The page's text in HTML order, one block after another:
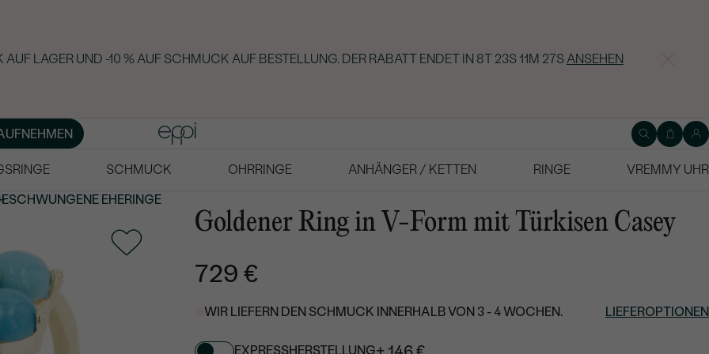
LAGER UND -10 % AUF SCHMUCK AUF BESTELLUNG. DER RABATT ENDET IN 8T 23S 11M 26SANSEHEN
SCHMUCK OHRRINGE ANHÄNGER / KETTEN RINGE
VREMMY UHR
EHERINGE
Goldener Ring in V-Form mit Türkisen Casey
729 €
WIR LIEFERN DEN SCHMUCK INNERHALB VON 3 - 4 WOCHEN. LIEFEROPTIONEN
EXPRESSHERSTELLUNG